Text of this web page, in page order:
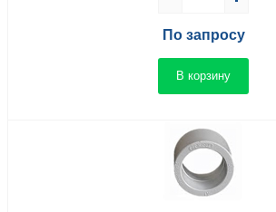
По запросу
В корзину